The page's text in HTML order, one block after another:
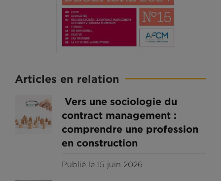
Articles en relation
Vers une sociologie du
contract management :
comprendre une profession
en construction
Publié le 15 juin 2026